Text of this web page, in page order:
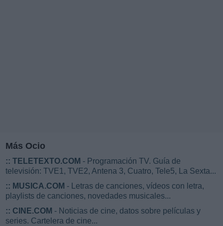
Más Ocio
:: TELETEXTO.COM - Programación TV. Guía de
televisión: TVE1, TVE2, Antena 3, Cuatro, Tele5, La Sexta...
:: MUSICA.COM - Letras de canciones, vídeos con letra,
playlists de canciones, novedades musicales...
:: CINE.COM - Noticias de cine, datos sobre películas y
series. Cartelera de cine...